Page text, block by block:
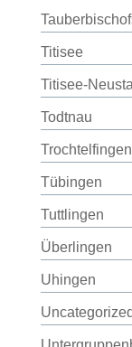
Titisee
Titisee-
Todtnau
Trochtelfingen
Tübingen
Tuttlingen
Überlingen
Uhingen
Uncategorized